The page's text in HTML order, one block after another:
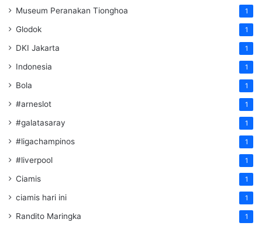
Museum Peranakan Tionghoa 1
Glodok 1
DKI Jakarta 1
Indonesia 1
Bola 1
#arneslot 1
#galatasaray 1
#ligachampinos 1
#liverpool 1
Ciamis 1
ciamis hari ini 1
Randito Maringka 1